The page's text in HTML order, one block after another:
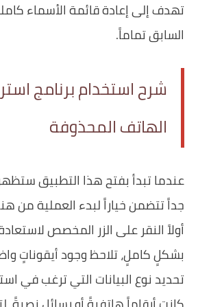
تهدف إلى إعادة قائمة الأسماء
السابق تماماً.
شرح استخدام برنامج
الهاتف المحذوفة
عندما تبدأ بفتح هذا التطبيق
جداً تتضمن خياراً لبدء العملية من
أولاً النقر على الزر المخصص
بشكلٍ كاملٍ، تلاحظ وجود أيقوناتٍ
تحديد نوع البيانات التي ترغب في